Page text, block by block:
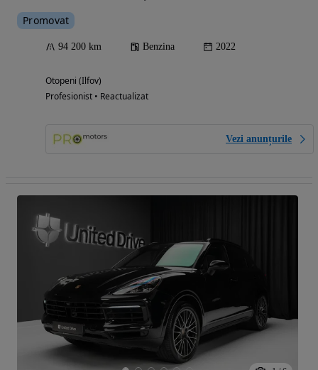
Promovat
94 200 km Benzina 2022
Otopeni (Ilfov)
Profesionist • Reactualizat
Vezi anunțurile